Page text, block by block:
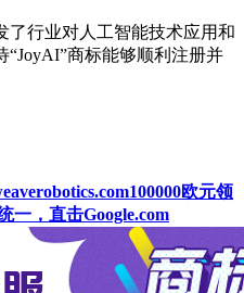
了行业对人工智能技术应用和
商标能够顺利注册并
欧元领
一，直击Google.com